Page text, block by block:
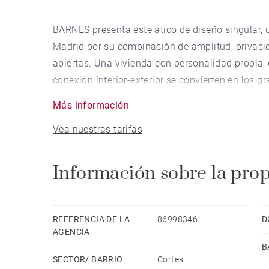
BARNES presenta este ático de diseño
Madrid por su combinación de amplitud,
abiertas. Una vivienda con personalidad
conexión interior-exterior se convierten en los
adicionales muy versátiles, ideales como zona
poco habitual en esta ubicación.
La zona principal se desarrolla con un elegante
la terraza. La cocina, moderna y funcional,
acceso independiente al exterior. En esta
destaca por su amplitud, doble zona de
El segundo dormitorio, igualmente luminoso,
Más información
Vea nuestras tarifas
Información sobre la
REFERENCIA DE LA
AGENCIA
86998346
SECTOR/ BARRIO
Cortes